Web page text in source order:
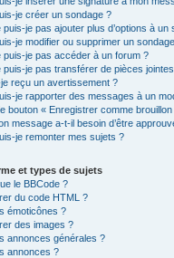
je créer un sondage ?
puis-je pas ajouter plus d’options à un
je modifier ou supprimer un
puis-je pas accéder à un forum ?
puis-je pas transférer de pièces
reçu un avertissement ?
je rapporter des messages à un
bouton « Enregistrer comme
message a-t-il besoin d’être
je remonter mes sujets ?
et types de sujets
le BBCode ?
du code HTML ?
émoticônes ?
des images ?
annonces générales ?
annonces ?